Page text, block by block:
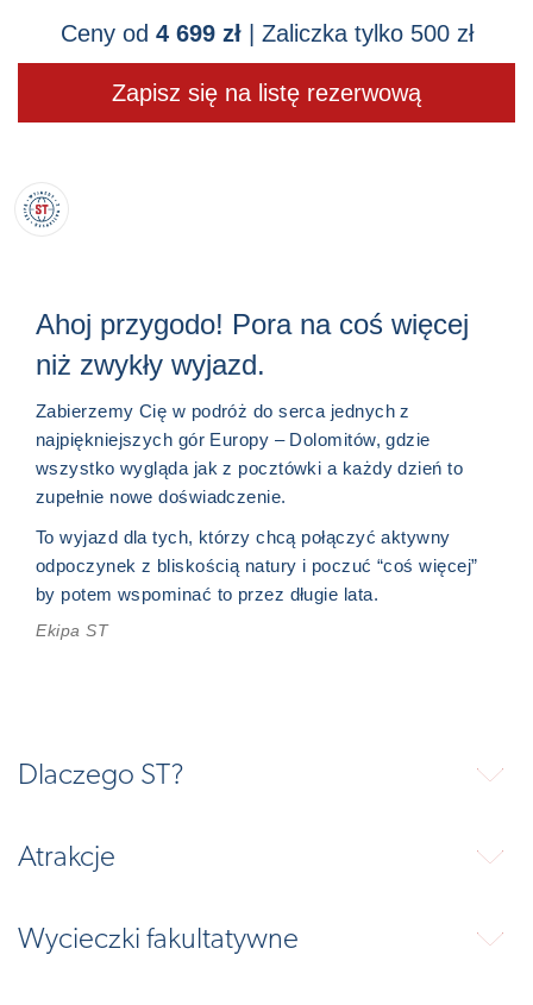
Ceny od 4 699 zł| Zaliczka tylko 500 zł
Zapisz się na listę rezerwową
Ahoj przygodo! Pora na coś więcej
niż zwykły wyjazd.
Zabierzemy Cię w podróż do serca jednych z
najpiękniejszych gór Europy – Dolomitów, gdzie
wszystko wygląda jak z pocztówki a każdy dzień to
zupełnie nowe doświadczenie.
To wyjazd dla tych, którzy chcą połączyć aktywny
odpoczynek z bliskością natury i poczuć “coś więcej”
by potem wspominać to przez długie lata.
Ekipa ST
Dlaczego ST? ⬇
Atrakcje ⬇
Wycieczki fakultatywne ⬇